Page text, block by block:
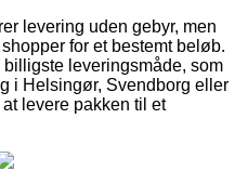
levering uden gebyr, men
for et bestemt beløb.
leveringsmåde, som
i Helsingør, Svendborg eller
levere pakken til et